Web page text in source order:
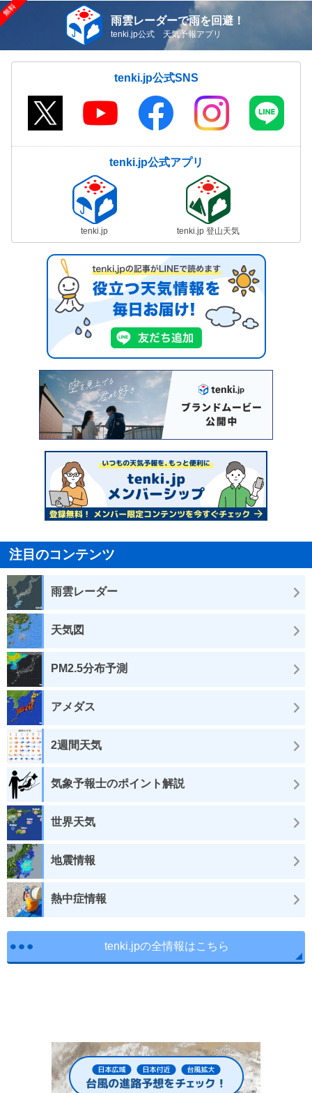
雨雲レーダーで雨を回避！
tenki.jp公式 天気予報アプリ
tenki.jp公式SNS
tenki.jp公式アプリ
tenki.jp tenki.jp 登山天気
注目のコンテンツ
雨雲レーダー
天気図
PM2.5分布予測
アメダス
2週間天気
気象予報士のポイント解説
世界天気
地震情報
熱中症情報
tenki.jpの全情報はこちら